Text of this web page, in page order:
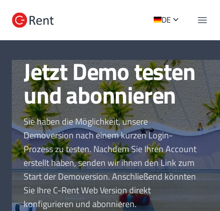
C-Rent Logo DE
Jetzt Demo testen
und abonnieren
Sie haben die Möglichkeit, unsere
Demoversion nach einem kurzen Login-
Prozess zu testen. Nachdem Sie Ihren Account
erstellt haben, senden wir ihnen den Link zum
Start der Demoversion. Anschließend könnten
Sie Ihre C-Rent Web Version direkt
konfigurieren und abonnieren.